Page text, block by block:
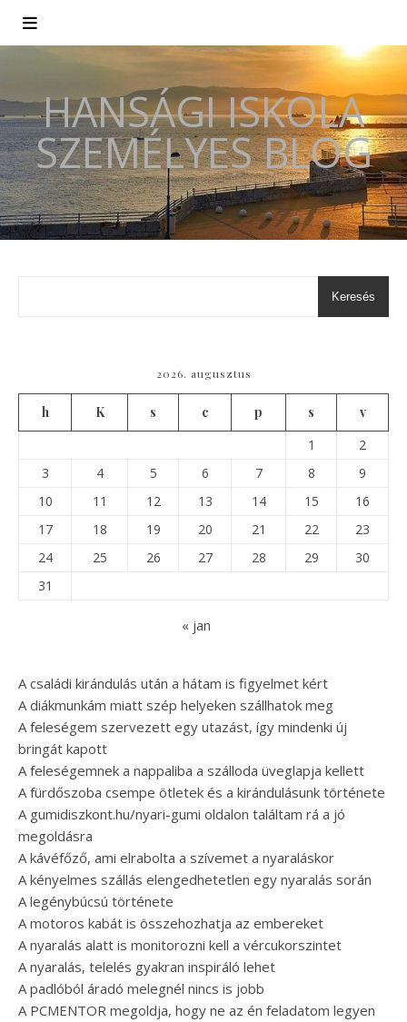
HANSÁGI ISKOLA
SZEMÉLYES BLOG
Keresés
2026. augusztus
h K s c p s
v
1
2
3
4 5 6 7 8
9
10
11 12 13 14 15
16
17
18 19 20 21 22
23
24
25 26 27 28 29
30
31
« jan
A családi kirándulás után a hátam is figyelmet kért
A diákmunkám miatt szép helyeken szállhatok meg
A feleségem szervezett egy utazást, így mindenki új
bringát kapott
A feleségemnek a nappaliba a szálloda üveglapja kellett
A fürdőszoba csempe ötletek és a kirándulásunk története
A gumidiszkont.hu/nyari-gumi oldalon találtam rá a jó
megoldásra
A kávéfőző, ami elrabolta a szívemet a nyaraláskor
A kényelmes szállás elengedhetetlen egy nyaralás során
A legénybúcsú története
A motoros kabát is összehozhatja az embereket
A nyaralás alatt is monitorozni kell a vércukorszintet
A nyaralás, telelés gyakran inspiráló lehet
A padlóból áradó melegnél nincs is jobb
A PCMENTOR megoldja, hogy ne az én feladatom legyen